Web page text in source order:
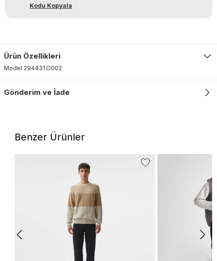
Kodu Kopyala
Ürün Özellikleri
Model 294431.O002
Gönderim ve İade
Benzer Ürünler